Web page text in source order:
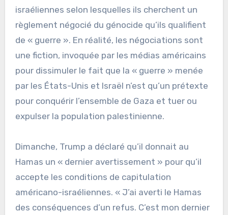
israéliennes selon lesquelles ils cherchent un
règlement négocié du génocide qu’ils qualifient
de « guerre ». En réalité, les négociations sont
une fiction, invoquée par les médias américains
pour dissimuler le fait que la « guerre » menée
par les États-Unis et Israël n’est qu’un prétexte
pour conquérir l’ensemble de Gaza et tuer ou
expulser la population palestinienne.
Dimanche, Trump a déclaré qu’il donnait au
Hamas un « dernier avertissement » pour qu’il
accepte les conditions de capitulation
américano-israéliennes. « J’ai averti le Hamas
des conséquences d’un refus. C’est mon dernier